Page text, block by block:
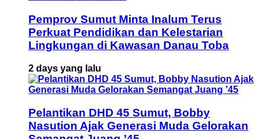
Pemprov Sumut Minta Inalum Terus
Perkuat Pendidikan dan Kelestarian
Lingkungan di Kawasan Danau Toba
2 days yang lalu
Pelantikan DHD 45 Sumut, Bobby
Nasution Ajak Generasi Muda Gelorakan